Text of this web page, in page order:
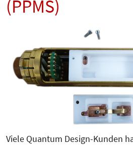
(PPMS)
Viele Quantum Design-Kunden